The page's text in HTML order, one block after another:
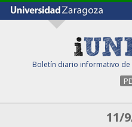
Boletín diario informativo de
11/